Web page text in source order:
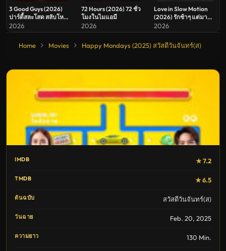
3 Good Guys (2026)
ปาร์ตี้สละโสด สลับโหมด
ข้ามคืน
2026
72 Hours (2026) 72 ชั่ว
โมงในไมแอมี
2026
Love in Slow Motion
(2026) รักช้าๆ แต่มา
ชัวร์
2026
Home Movies Happy Mondays (2025) สวัสดีวันจันทร์(ส)
IMDB ★ 7.2
TMDB ★ 6.5
ต้นฉบับ สวัสดีวันจันทร์(ส)
วันฉาย Feb. 20, 2025
ความยาว 130 Min.